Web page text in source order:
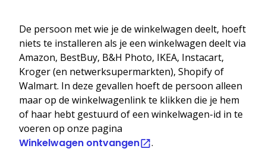
De persoon met wie je de winkelwagen deelt, hoeft
niets te installeren als je een winkelwagen deelt via
Amazon, BestBuy, B&H Photo, IKEA, Instacart,
Kroger (en netwerksupermarkten), Shopify of
Walmart. In deze gevallen hoeft de persoon alleen
maar op de winkelwagenlink te klikken die je hem
of haar hebt gestuurd of een winkelwagen-id in te
voeren op onze pagina
Winkelwagen ontvangen .